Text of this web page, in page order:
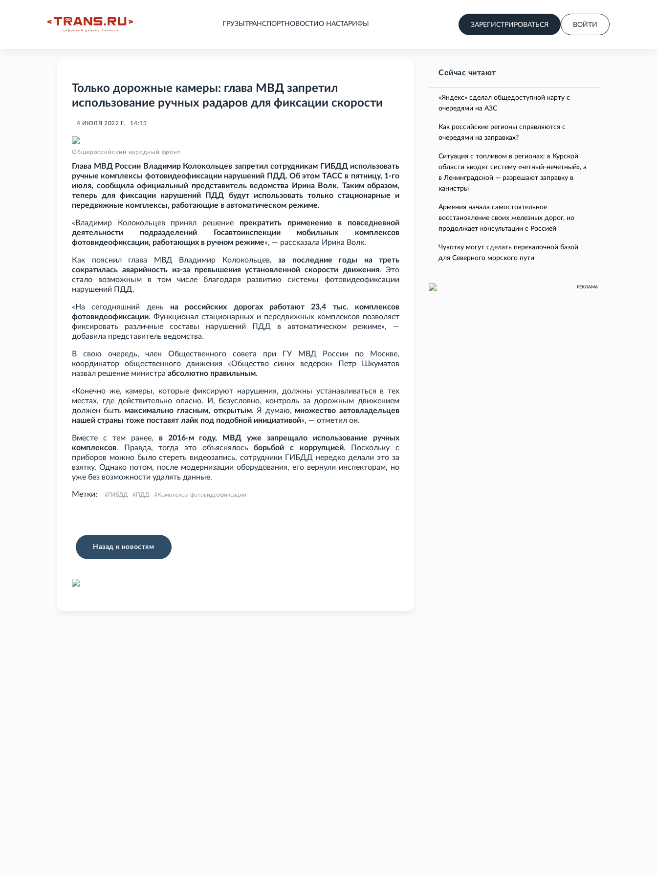
ГРУЗЫ ТРАНСПОРТНОВОСТИ О НАСТАРИФЫ ЗАРЕГИСТРИРОВАТЬСЯ ВОЙТИ
Только дорожные камеры: глава МВД запретил
использование ручных радаров для фиксации скорости
4 ИЮЛЯ 2022 Г. 14:13
Общероссийский народный фронт
Глава МВД России Владимир Колокольцев запретил сотрудникам ГИБДД использовать
ручные комплексы фотовидеофиксации нарушений ПДД. Об этом ТАСС в пятницу, 1-го
июля, сообщила официальный представитель ведомства Ирина Волк. Таким образом,
теперь для фиксации нарушений ПДД будут использовать только стационарные и
передвижные комплексы, работающие в автоматическом режиме.
«Владимир Колокольцев принял решение прекратить применение в повседневной
деятельности подразделений Госавтоинспекции мобильных комплексов
фотовидеофиксации, работающих в ручном режиме», — рассказала Ирина Волк.
Как пояснил глава МВД Владимир Колокольцев, за последние годы на треть
сократилась аварийность из-за превышения установленной скорости движения. Это
стало возможным в том числе благодаря развитию системы фотовидеофиксации
нарушений ПДД.
«На сегодняшний день на российских дорогах работают 23,4
тыс. комплексов
фотовидеофиксации. Функционал стационарных и передвижных комплексов позволяет
фиксировать различные составы нарушений ПДД в автоматическом режиме», —
добавила представитель ведомства.
В свою очередь, член Общественного совета при ГУ
МВД России по Москве,
координатор общественного движения «Общество синих ведерок» Петр Шкуматов
назвал решение министра абсолютно правильным.
«Конечно же, камеры, которые фиксируют нарушения, должны устанавливаться в тех
местах, где действительно опасно. И, безусловно, контроль за дорожным движением
должен быть максимально гласным, открытым. Я думаю, множество автовладельцев
нашей страны тоже поставят лайк под подобной инициативой», — отметил он.
Вместе с тем ранее, в 2016-м году, МВД уже запрещало использование ручных
комплексов. Правда, тогда это объяснялосьборьбой с коррупцией. Поскольку с
приборов можно было стереть видеозапись, сотрудники ГИБДД нередко делали это за
взятку. Однако потом, после модернизации оборудования, его вернули инспекторам, но
уже без возможности удалять данные.
Метки: ГИБДД ПДД Комплексы фотовидеофиксации
Назад к новостям
Сейчас читают
«Яндекс» сделал общедоступной карту с
очередями на АЗС
Как российские регионы справляются с
очередями на заправках?
Ситуация с топливом в регионах: в Курской
области вводят систему «четный-нечетный», а
в Ленинградской — разрешают заправку в
канистры
Армения начала самостоятельное
восстановление своих железных дорог, но
продолжает консультации с Россией
Чукотку могут сделать перевалочной базой
для Северного морского пути
РЕКЛАМА